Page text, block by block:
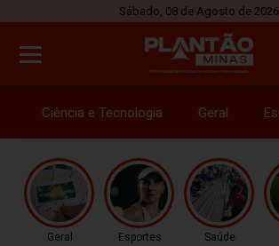
Sábado, 08 de Agosto de 2026
Ciência e Tecnologia Geral
Geral Esportes Saúde